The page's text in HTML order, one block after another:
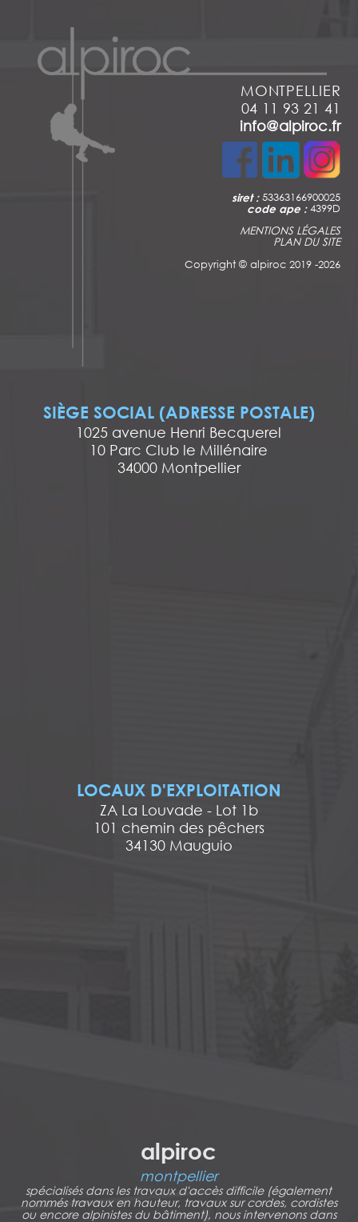
MONTPELLIER
04 11 93 21 41
info@alpiroc.fr
siret :53363166900025
code ape :4399D
MENTIONS LÉGALES
PLAN DU SITE
Copyright ©alpiroc 2019 -2026
SIÈGE SOCIAL (ADRESSE POSTALE)
1025 avenue Henri Becquerel
10 Parc Club le Millénaire
34000 Montpellier
LOCAUX D'EXPLOITATION
ZA La Louvade - Lot 1b
101 chemin des pêchers
34130 Mauguio
alpiroc
montpellier
spécialisés dans les travaux d'accès difficile (également
nommés travaux en hauteur, travaux sur cordes, cordistes
ou encore alpinistes du bâtiment), nous intervenons dans